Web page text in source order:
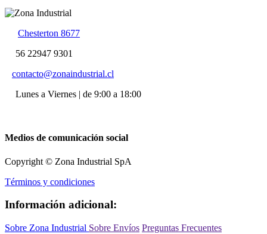
Chesterton 8677
56 22947 9301
contacto@zonaindustrial.cl
Lunes a Viernes | de 9:00 a 18:00
Medios de comunicación social
Copyright © Zona Industrial SpA
Términos y condiciones
Información adicional:
Sobre Zona Industrial Sobre Envíos Preguntas Frecuentes